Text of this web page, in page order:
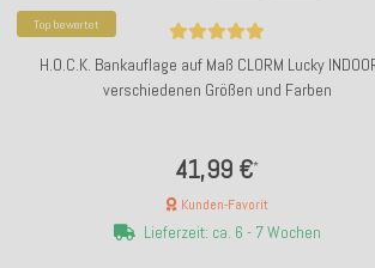
Top bewertet
H.O.C.K. Bankauflage auf Maß CLORM Lucky
verschiedenen Größen und Farben
41,99 €*
Kunden-Favorit
Lieferzeit: ca. 6 - 7 Wochen